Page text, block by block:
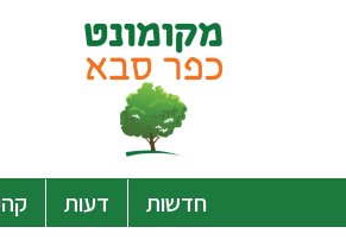
חדשות דעות